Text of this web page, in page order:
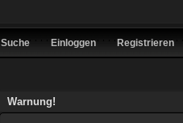
Suche Einloggen Registrieren
Warnung!